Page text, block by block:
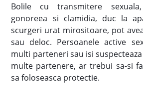
Bolile cu transmitere
gonoreea si clamidia, duc la
scurgeri urat mirositoare, pot
sau deloc. Persoanele active
multi parteneri sau isi
multe partenere, ar trebui sa-si
sa foloseasca protectie.